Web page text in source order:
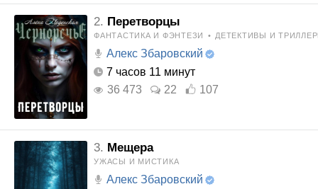
2. Перетворцы
ФАНТАСТИКА И ФЭНТЕЗИ • ДЕТЕКТИВЫ И
Алекс Збаровский
7 часов 11 минут
36 473
22 107
3. Мещера
УЖАСЫ И МИСТИКА
Алекс Збаровский